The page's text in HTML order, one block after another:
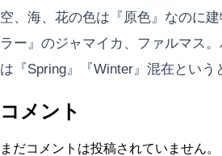
空、海、花の色は『原色』なのに
ラー』のジャマイカ、ファルマス
は『Spring』『Winter』混在という
コメント
まだコメントは投稿されていません。